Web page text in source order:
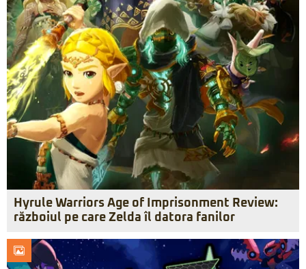
Hyrule Warriors Age of Imprisonment Review:
războiul pe care Zelda îl datora fanilor